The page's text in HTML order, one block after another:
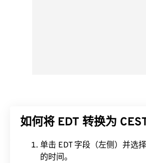
如何将 EDT 转换为
单击 EDT 字段（左侧）并选
的时间。